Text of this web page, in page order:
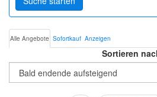
Alle Angebote Sofortkauf Anzeigen
Sortieren